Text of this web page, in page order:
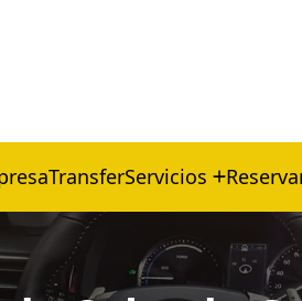
TransferServicios